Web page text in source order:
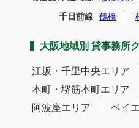
千日前線
鶴橋
大阪地域別 貸事務所
江坂・千里中央エリア
本町・堺筋本町エリア
阿波座エリア
ベイ